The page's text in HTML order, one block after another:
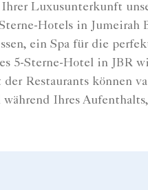
Luxusunterkunft
Hotels in Jumeirah
ein Spa für die
5-Sterne-Hotel in JBR
Restaurants können
Ihres